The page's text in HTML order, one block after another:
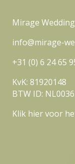
Mirage
info@mirage-
+31 (0) 6 24 65
KvK: 81920148
BTW ID:
Klik hier voor